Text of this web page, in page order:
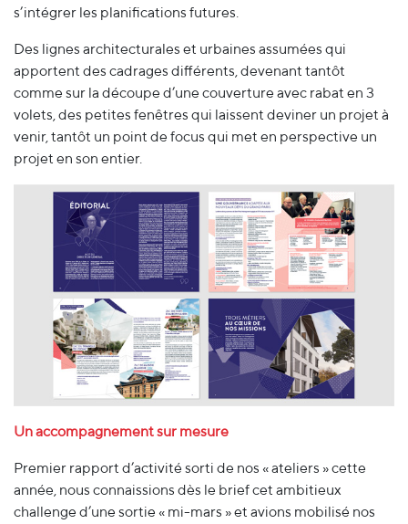
s’intégrer les planifications futures.
Des lignes architecturales et urbaines assumées qui
apportent des cadrages différents, devenant tantôt
comme sur la découpe d’une couverture avec rabat en 3
volets, des petites fenêtres qui laissent deviner un projet à
venir, tantôt un point de focus qui met en perspective un
projet en son entier.
Un accompagnement sur mesure
Premier rapport d’activité sorti de nos « ateliers » cette
année, nous connaissions dès le brief cet ambitieux
challenge d’une sortie « mi-mars » et avions mobilisé nos